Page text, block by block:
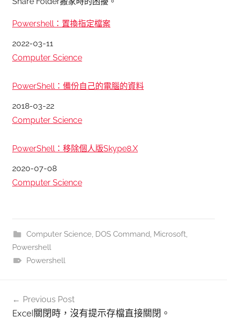
Powershell：置換指定檔案
日期
2022-03-11
關於
Computer Science
PowerShell：備份自己的電腦的資料
日期
2018-03-22
關於
Computer Science
PowerShell：移除個人版Skype8.X
日期
2020-07-08
關於
Computer Science
Computer Science, DOS Command, Microsoft,
Powershell
Powershell
Previous Post
Excel關閉時，沒有提示存檔直接關閉。